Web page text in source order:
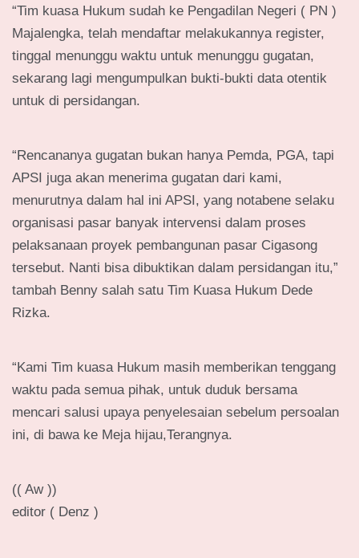
“Tim kuasa Hukum sudah ke Pengadilan Negeri ( PN )
Majalengka, telah mendaftar melakukannya register,
tinggal menunggu waktu untuk menunggu gugatan,
sekarang lagi mengumpulkan bukti-bukti data otentik
untuk di persidangan.
“Rencananya gugatan bukan hanya Pemda, PGA, tapi
APSI juga akan menerima gugatan dari kami,
menurutnya dalam hal ini APSI, yang notabene selaku
organisasi pasar banyak intervensi dalam proses
pelaksanaan proyek pembangunan pasar Cigasong
tersebut. Nanti bisa dibuktikan dalam persidangan itu,”
tambah Benny salah satu Tim Kuasa Hukum Dede
Rizka.
“Kami Tim kuasa Hukum masih memberikan tenggang
waktu pada semua pihak, untuk duduk bersama
mencari salusi upaya penyelesaian sebelum persoalan
ini, di bawa ke Meja hijau,Terangnya.
(( Aw ))
editor ( Denz )